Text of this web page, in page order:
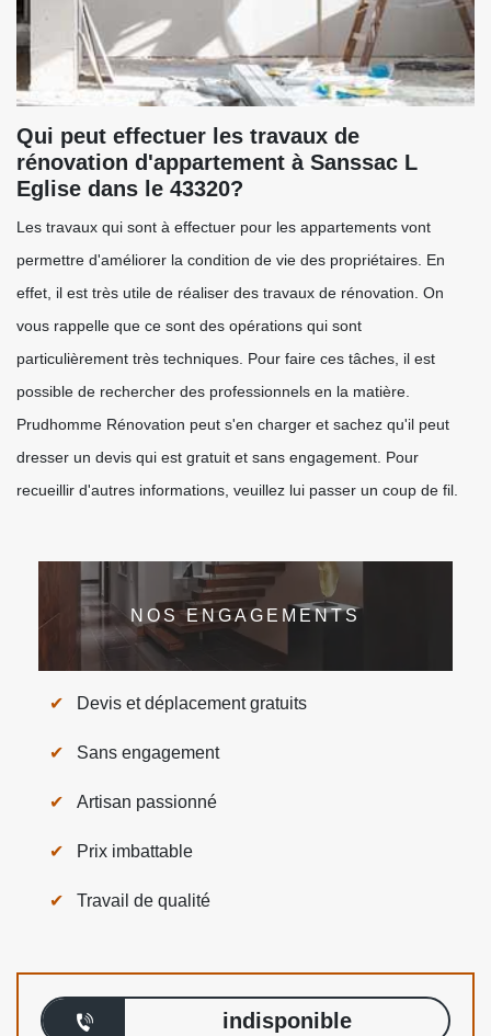
Qui peut effectuer les travaux de
rénovation d'appartement à Sanssac L
Eglise dans le 43320?
Les travaux qui sont à effectuer pour les appartements vont
permettre d'améliorer la condition de vie des propriétaires. En
effet, il est très utile de réaliser des travaux de rénovation. On
vous rappelle que ce sont des opérations qui sont
particulièrement très techniques. Pour faire ces tâches, il est
possible de rechercher des professionnels en la matière.
Prudhomme Rénovation peut s'en charger et sachez qu'il peut
dresser un devis qui est gratuit et sans engagement. Pour
recueillir d'autres informations, veuillez lui passer un coup de fil.
NOS ENGAGEMENTS
Devis et déplacement gratuits
Sans engagement
Artisan passionné
Prix imbattable
Travail de qualité
indisponible